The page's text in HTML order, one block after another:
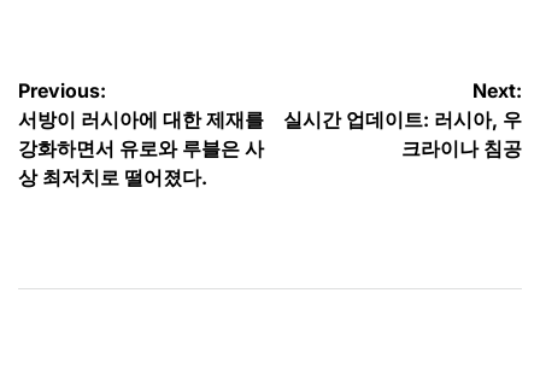
글
탐
색
Previous:
서방이 러시아에 대한 제재를
강화하면서 유로와 루블은 사
상 최저치로 떨어졌다.
Next:
실시간 업데이트: 러시아, 우
크라이나 침공